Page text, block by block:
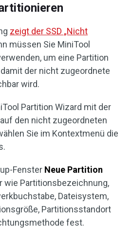
zeigt der SSD „Nicht
müssen Sie MiniTool
um eine Partition
der nicht zugeordnete
wird.
Partition Wizard mit der
den nicht zugeordneten
Sie im Kontextmenü die
Fenster Neue Partition
wie Partitionsbezeichnung,
Dateisystem,
Partitionsstandort
fest.